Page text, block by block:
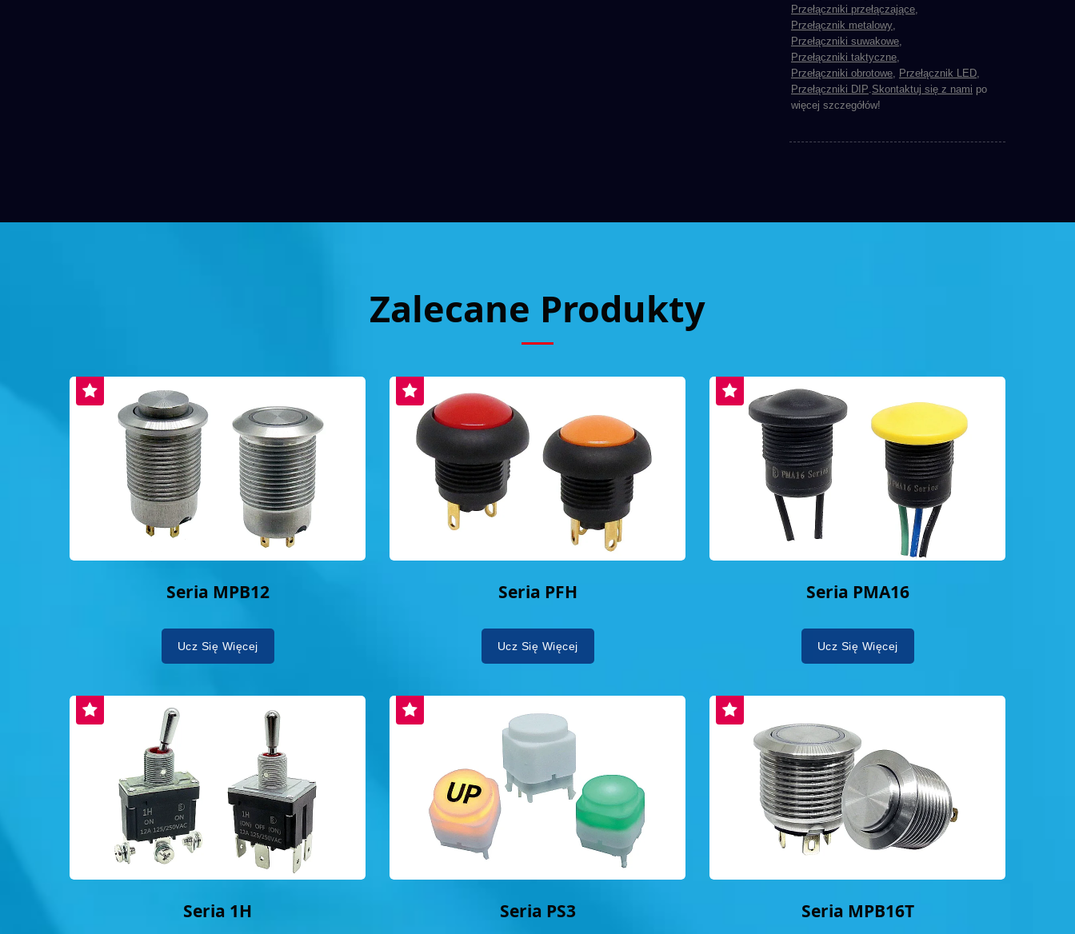
Przełączniki przełączające,
Przełącznik metalowy,
Przełączniki suwakowe,
Przełączniki taktyczne,
Przełączniki obrotowe, Przełącznik LED,
Przełączniki DIP.Skontaktuj się z nami po
więcej szczegółów!
Zalecane Produkty
Seria MPB12
Ucz Się Więcej
Seria PFH
Ucz Się Więcej
Seria PMA16
Ucz Się Więcej
Seria 1H Seria PS3 Seria MPB16T